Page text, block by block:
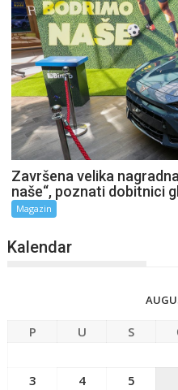
Završena velika
naše“, poznati dobitnici
Magazin
Kalendar
P U S
3
4 5